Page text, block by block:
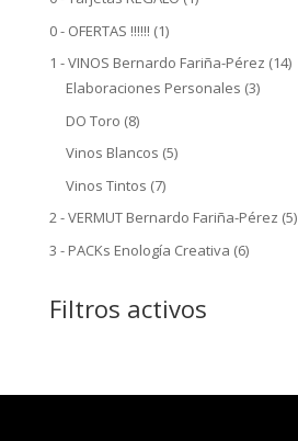
0 - OFERTAS !!!!!! 11
producto
1 - VINOS Bernardo Fariña-Pérez 1414
Elaboraciones Personales 33
DO Toro 88
productos
Vinos Blancos 55
Vinos Tintos 77
productos
2 - VERMUT Bernardo Fariña-Pérez 55
3 - PACKs Enología Creativa 66
Filtros activos